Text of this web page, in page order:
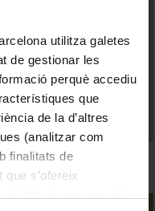
utilitza galetes
de gestionar les
perquè accediu
que
de la d’altres
(analitzar com
finalitats de
s’ofereix